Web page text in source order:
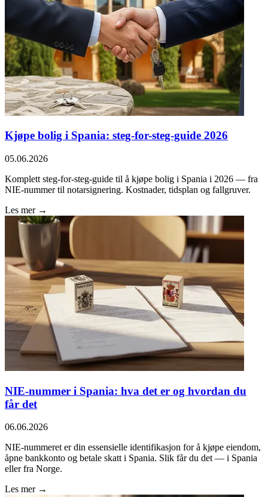
Kjøpe bolig i Spania: steg-for-steg-guide 2026
05.06.2026
Komplett steg-for-steg-guide til å kjøpe bolig i Spania i 2026 — fra
NIE-nummer til notarsignering. Kostnader, tidsplan og fallgruver.
Les mer →
NIE-nummer i Spania: hva det er og hvordan du
får det
06.06.2026
NIE-nummeret er din essensielle identifikasjon for å kjøpe eiendom,
åpne bankkonto og betale skatt i Spania. Slik får du det — i Spania
eller fra Norge.
Les mer →